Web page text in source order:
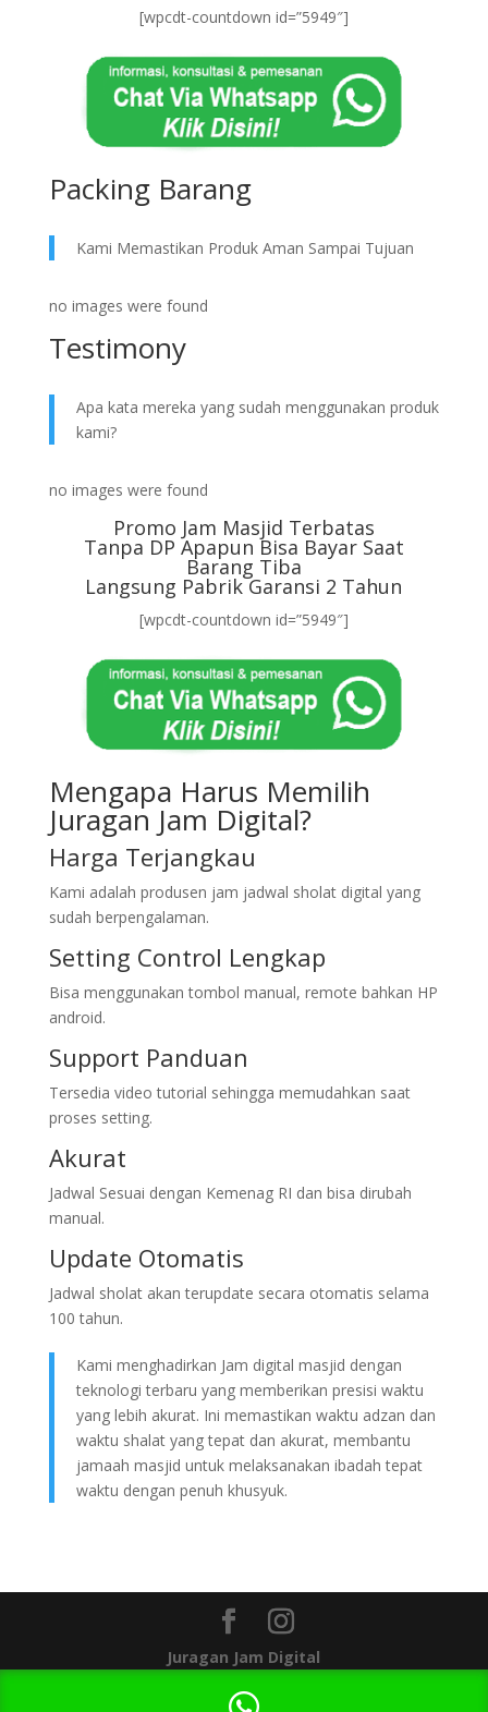
[wpcdt-countdown id=”5949″]
Packing Barang
Kami Memastikan Produk Aman Sampai Tujuan
no images were found
Testimony
Apa kata mereka yang sudah menggunakan produk
kami?
no images were found
Promo Jam Masjid Terbatas
Tanpa DP Apapun Bisa Bayar Saat
Barang Tiba
Langsung Pabrik Garansi 2 Tahun
[wpcdt-countdown id=”5949″]
Mengapa Harus Memilih
Juragan Jam Digital?
Harga Terjangkau
Kami adalah produsen jam jadwal sholat digital yang
sudah berpengalaman.
Setting Control Lengkap
Bisa menggunakan tombol manual, remote bahkan HP
android.
Support Panduan
Tersedia video tutorial sehingga memudahkan saat
proses setting.
Akurat
Jadwal Sesuai dengan Kemenag RI dan bisa dirubah
manual.
Update Otomatis
Jadwal sholat akan terupdate secara otomatis selama
100 tahun.
Kami menghadirkan Jam digital masjid dengan
teknologi terbaru yang memberikan presisi waktu
yang lebih akurat. Ini memastikan waktu adzan dan
waktu shalat yang tepat dan akurat, membantu
jamaah masjid untuk melaksanakan ibadah tepat
waktu dengan penuh khusyuk.
Juragan Jam Digital